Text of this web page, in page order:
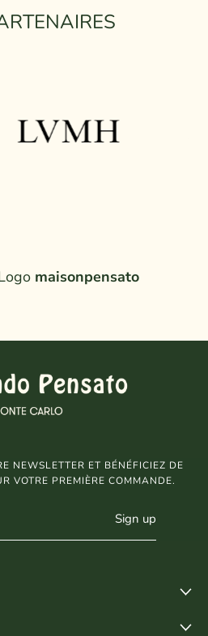
maisonpensato
NEWSLETTER ET BÉNÉFICIEZ DE
VOTRE PREMIÈRE COMMANDE.
Sign up